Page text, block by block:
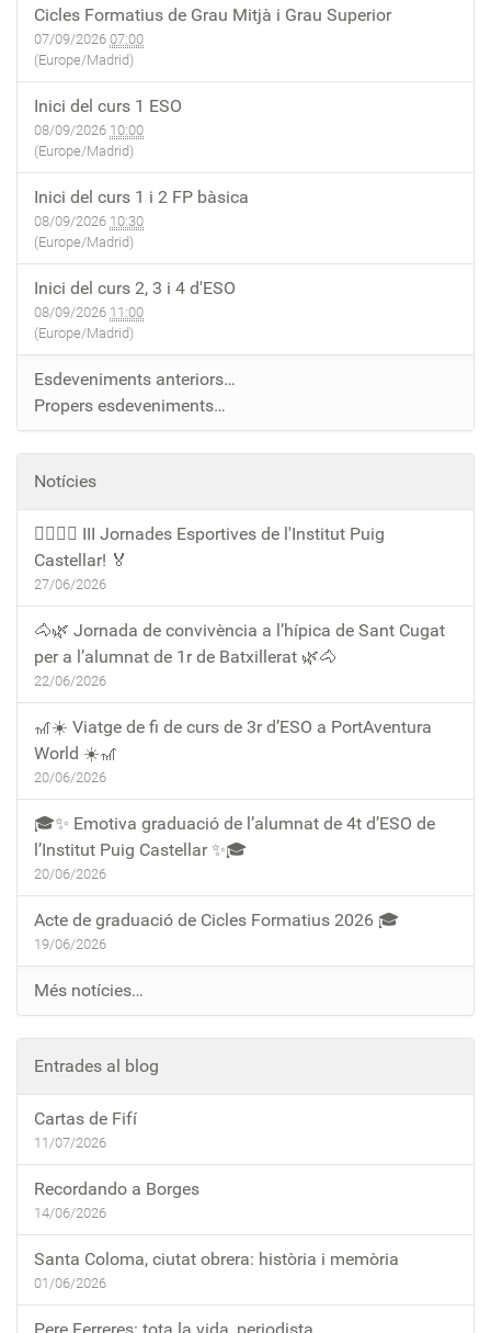
Cicles Formatius de Grau Mitjà i Grau Superior
07/09/2026 07:00
(Europe/Madrid)
Inici del curs 1 ESO
08/09/2026 10:00
(Europe/Madrid)
Inici del curs 1 i 2 FP bàsica
08/09/2026 10:30
(Europe/Madrid)
Inici del curs 2, 3 i 4 d'ESO
08/09/2026 11:00
(Europe/Madrid)
Esdeveniments anteriors…
Propers esdeveniments…
Notícies
🏃‍♀️🏃‍♂️ III Jornades Esportives de l'Institut Puig
Castellar! 🏅
27/06/2026
🐴🌿 Jornada de convivència a l’hípica de Sant Cugat
per a l’alumnat de 1r de Batxillerat 🌿🐴
22/06/2026
🎢☀️ Viatge de fi de curs de 3r d’ESO a PortAventura
World ☀️🎢
20/06/2026
🎓✨ Emotiva graduació de l’alumnat de 4t d’ESO de
l’Institut Puig Castellar ✨🎓
20/06/2026
Acte de graduació de Cicles Formatius 2026 🎓
19/06/2026
Més notícies…
Entrades al blog
Cartas de Fifí
11/07/2026
Recordando a Borges
14/06/2026
Santa Coloma, ciutat obrera: història i memòria
01/06/2026